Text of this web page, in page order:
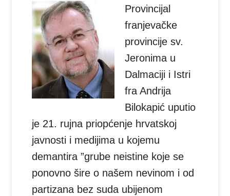
Provincijal
franjevačke
provincije sv.
Jeronima u
Dalmaciji i Istri
fra Andrija
Bilokapić uputio
je 21. rujna priopćenje hrvatskoj
javnosti i medijima u kojemu
demantira ”grube neistine koje se
ponovno šire o našem nevinom i od
partizana bez suda ubijenom